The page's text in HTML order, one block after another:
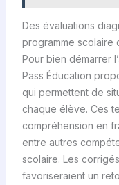
Des évaluations
programme scolaire
Pour bien démarrer
Pass Éducation
qui permettent de
chaque élève. Ces
compréhension en
entre autres
scolaire. Les
favoriseraient un